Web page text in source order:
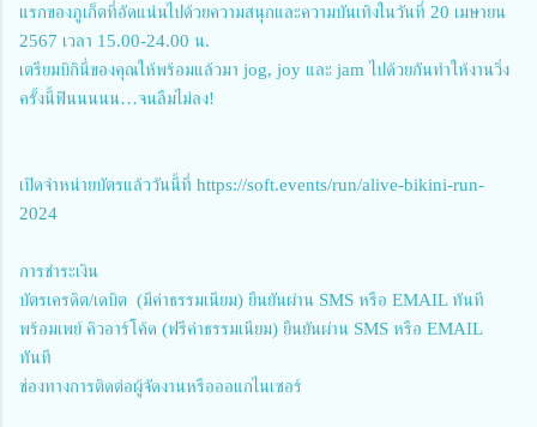
แรกของภูเก็ตที่อัดแน่นไปด้วยความสนุกและความบันเทิงในวันที่ 20 เมษายน
2567 เวลา 15.00-24.00 น.
เตรียมบิกินี่ของคุณให้พร้อมแล้วมา jog, joy และ jam ไปด้วยกันทำให้งานวิ่ง
ครั้งนี้ฟินนนนน…จนลืมไม่ลง!
เปิดจำหน่ายบัตรแล้ววันนี้ที่ https://soft.events/run/alive-bikini-run-
2024
การชำระเงิน
บัตรเครดิต/เดบิต (มีค่าธรรมเนียม) ยืนยันผ่าน SMS หรือ EMAIL ทันที
พร้อมเพย์ คิวอาร์โค้ด (ฟรีค่าธรรมเนียม) ยืนยันผ่าน SMS หรือ EMAIL
ทันที
ช่องทางการติดต่อผู้จัดงานหรือออแกไนเซอร์